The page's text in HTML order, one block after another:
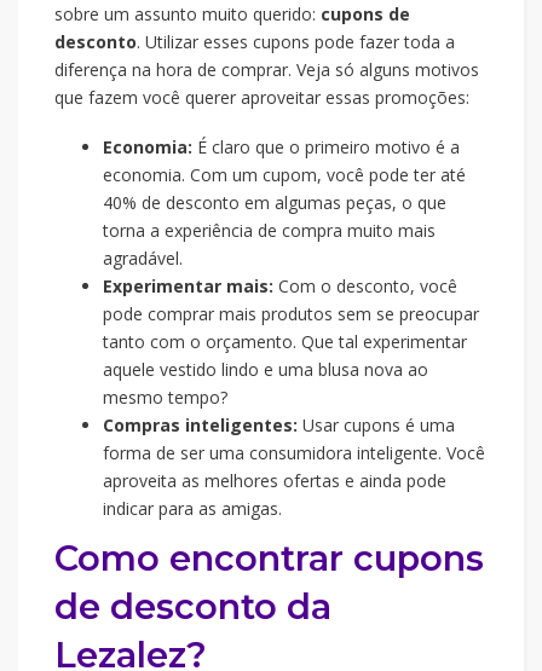
sobre um assunto muito querido: cupons de
desconto. Utilizar esses cupons pode fazer toda a
diferença na hora de comprar. Veja só alguns motivos
que fazem você querer aproveitar essas promoções:
Economia: É claro que o primeiro motivo é a
economia. Com um cupom, você pode ter até
40% de desconto em algumas peças, o que
torna a experiência de compra muito mais
agradável.
Experimentar mais: Com o desconto, você
pode comprar mais produtos sem se preocupar
tanto com o orçamento. Que tal experimentar
aquele vestido lindo e uma blusa nova ao
mesmo tempo?
Compras inteligentes: Usar cupons é uma
forma de ser uma consumidora inteligente. Você
aproveita as melhores ofertas e ainda pode
indicar para as amigas.
Como encontrar cupons
de desconto da
Lezalez?